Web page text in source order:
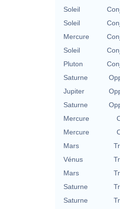
Soleil
Soleil
Mercure
Soleil
Pluton
Saturne
Jupiter
Saturne
Mercure
Mercure
Mars
Vénus
Mars
Saturne
Saturne